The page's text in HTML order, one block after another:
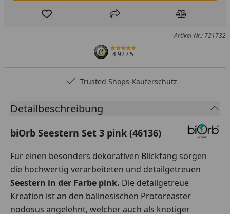
Produkt zur Wunschliste hinzufügen
Teilen Produkt
Artikel-Nr.: 721732
4,92/ 5
Trusted Shops Käuferschutz
Detailbeschreibung
biOrb Seestern Set 3 pink (46136)
Für einen besonders dekorativen Blickfang sorgen
die hochwertig verarbeiteten und detailgetreuen
Seestern in der Farbe pink. Die detailgetreue
Kreation ist an den balinesischen Protoreaster
nodosus angelehnt, welcher auch als knotiger